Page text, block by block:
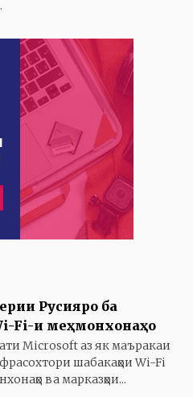
Русияро ба
Fi-и меҳмонхонаҳо
Microsoft аз як маъракаи
шабакаҳои Wi-Fi
ва марказҳои...